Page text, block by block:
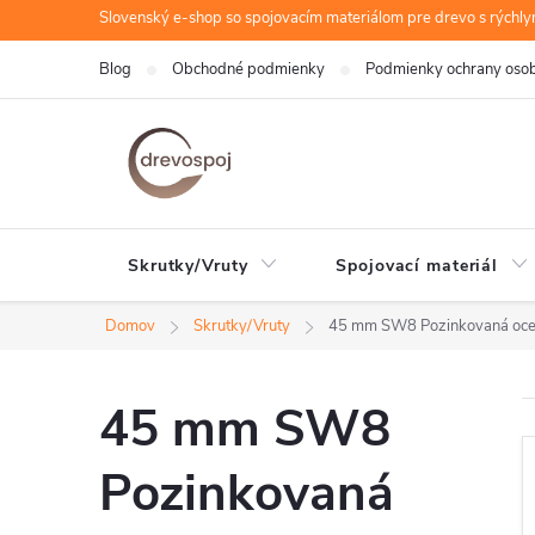
na
Slovenský e-shop so spojovacím materiálom pre drevo s
Blog Obchodné podmienky Podmienky ochrany
Skrutky/Vruty Spojovací materiál
Domov Skrutky/Vruty 45 mm SW8 Pozinkovaná
45 mm SW8
Pozinkovaná